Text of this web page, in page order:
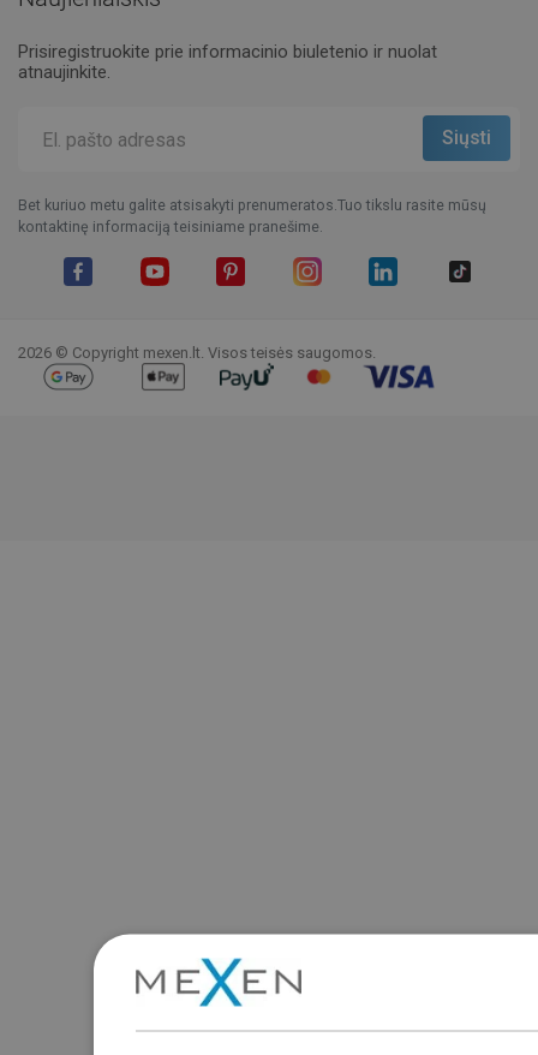
Prisiregistruokite prie informacinio biuletenio ir nuolat
atnaujinkite.
Bet kuriuo metu galite atsisakyti prenumeratos.Tuo tikslu rasite mūsų
kontaktinę informaciją teisiniame pranešime.
2026 © Copyright mexen.lt. Visos teisės saugomos.